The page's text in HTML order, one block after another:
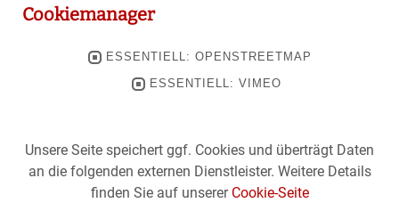
Cookiemanager
ESSENTIELL: OPENSTREETMAP
ESSENTIELL: VIMEO
Unsere Seite speichert ggf. Cookies und überträgt Daten
an die folgenden externen Dienstleister. Weitere Details
finden Sie auf unserer Cookie-Seite